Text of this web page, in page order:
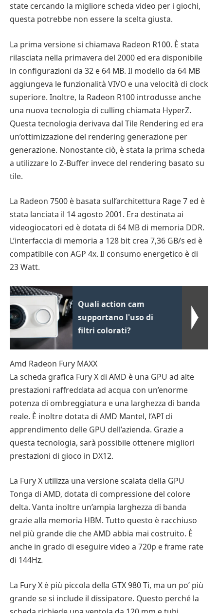
state cercando la migliore scheda video per i giochi,
questa potrebbe non essere la scelta giusta.
La prima versione si chiamava Radeon R100. È stata
rilasciata nella primavera del 2000 ed era disponibile
in configurazioni da 32 e 64 MB. Il modello da 64 MB
aggiungeva le funzionalità VIVO e una velocità di clock
superiore. Inoltre, la Radeon R100 introdusse anche
una nuova tecnologia di culling chiamata HyperZ.
Questa tecnologia derivava dal Tile Rendering ed era
un’ottimizzazione del rendering generazione per
generazione. Nonostante ciò, è stata la prima scheda
a utilizzare lo Z-Buffer invece del rendering basato su
tile.
La Radeon 7500 è basata sull’architettura Rage 7 ed è
stata lanciata il 14 agosto 2001. Era destinata ai
videogiocatori ed è dotata di 64 MB di memoria DDR.
L’interfaccia di memoria a 128 bit crea 7,36 GB/s ed è
compatibile con AGP 4x. Il consumo energetico è di
23 Watt.
Quali action cam
supportano l'uso di
filtri colorati?
Amd Radeon Fury MAXX
La scheda grafica Fury X di AMD è una GPU ad alte
prestazioni raffreddata ad acqua con un’enorme
potenza di ombreggiatura e una larghezza di banda
reale. È inoltre dotata di AMD Mantel, l’API di
apprendimento delle GPU dell’azienda. Grazie a
questa tecnologia, sarà possibile ottenere migliori
prestazioni di gioco in DX12.
La Fury X utilizza una versione scalata della GPU
Tonga di AMD, dotata di compressione del colore
delta. Vanta inoltre un’ampia larghezza di banda
grazie alla memoria HBM. Tutto questo è racchiuso
nel più grande die che AMD abbia mai costruito. È
anche in grado di eseguire video a 720p e frame rate
di 144Hz.
La Fury X è più piccola della GTX 980 Ti, ma un po’ più
grande se si include il dissipatore. Questo perché la